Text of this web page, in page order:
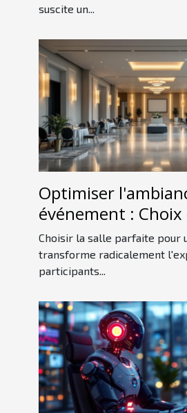
suscite un...
Optimiser
événement : Choix
idéale
Choisir la salle parfaite pour
transforme radicalement
participants...